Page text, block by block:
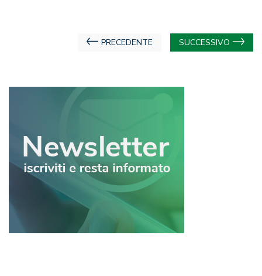
Navigazione
PRECEDENTE SUCCESSIVO